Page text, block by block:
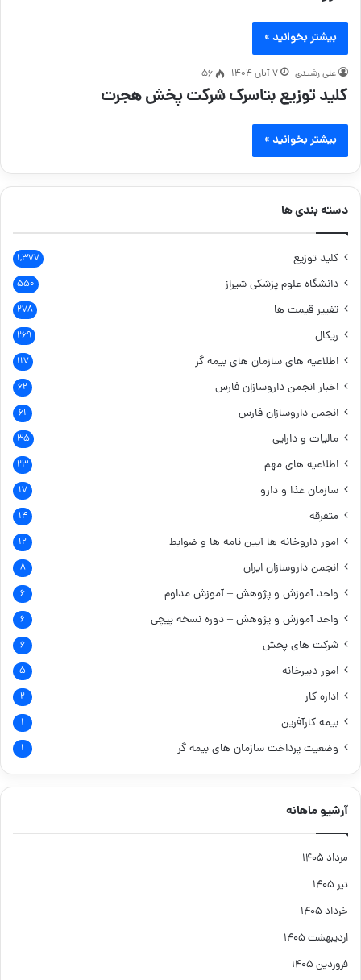
بیشتر بخوانید »
علی رشیدی ۷ آبان ۱۴۰۴ 56
کلید توزیع بتاسرک شرکت پخش هجرت
بیشتر بخوانید »
دسته بندی ها
کلید توزیع ۱,۳۷۷
دانشگاه علوم پزشکی شیراز ۵۵۰
تغییر قیمت ها ۲۷۸
ریکال ۲۶۹
اطلاعیه های سازمان های بیمه گر ۱۱۷
اخبار انجمن داروسازان فارس ۶۲
انجمن داروسازان فارس ۶۱
مالیات و دارایی ۳۵
اطلاعیه های مهم ۲۳
سازمان غذا و دارو ۱۷
متفرقه ۱۴
امور داروخانه ها آیین نامه ها و ضوابط ۱۲
انجمن داروسازان ایران ۸
واحد آموزش و پژوهش – آموزش مداوم ۶
واحد آموزش و پژوهش – دوره نسخه پیچی ۶
شرکت های پخش ۶
امور دبیرخانه ۵
اداره کار ۲
بیمه کارآفرین ۱
وضعیت پرداخت سازمان های بیمه گر ۱
آرشیو ماهانه
مرداد ۱۴۰۵
تیر ۱۴۰۵
خرداد ۱۴۰۵
اردیبهشت ۱۴۰۵
فروردین ۱۴۰۵